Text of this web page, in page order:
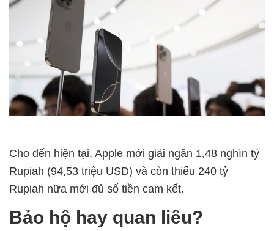
Cho đến hiện tại, Apple mới giải ngân 1,48 nghìn tỷ
Rupiah (94,53 triệu USD) và còn thiếu 240 tỷ
Rupiah nữa mới đủ số tiền cam kết.
Bảo hộ hay quan liêu?